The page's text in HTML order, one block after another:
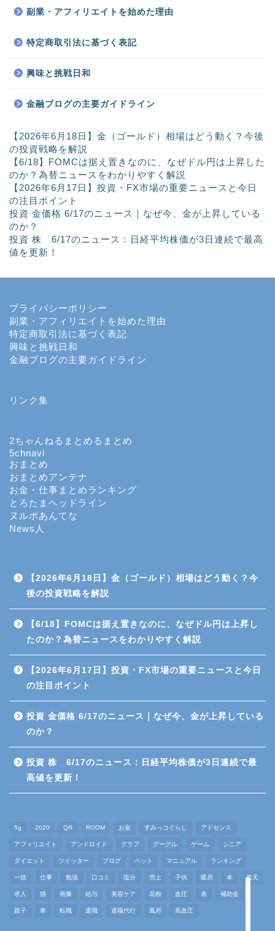
副業・アフィリエイトを始めた理由
特定商取引法に基づく表記
興味と挑戦日和
金融ブログの主要ガイドライン
【2026年6月18日】金（ゴールド）相場はどう動く？今後
の投資戦略を解説
【6/18】FOMCは据え置きなのに、なぜドル円は上昇した
のか？為替ニュースをわかりやすく解説
【2026年6月17日】投資・FX市場の重要ニュースと今日
の注目ポイント
投資 金価格 6/17のニュース｜なぜ今、金が上昇している
のか？
投資 株 6/17のニュース：日経平均株価が3日連続で最高
値を更新！
プライバシーポリシー
副業・アフィリエイトを始めた理由
特定商取引法に基づく表記
興味と挑戦日和
金融ブログの主要ガイドライン
リンク集
2ちゃんねるまとめるまとめ
5chnavi
おまとめ
おまとめアンテナ
お金・仕事まとめランキング
とろたまヘッドライン
ヌルポあんてな
News人
【2026年6月18日】金（ゴールド）相場はどう動く？今
後の投資戦略を解説
【6/18】FOMCは据え置きなのに、なぜドル円は上昇し
たのか？為替ニュースをわかりやすく解説
【2026年6月17日】投資・FX市場の重要ニュースと今日
の注目ポイント
投資 金価格 6/17のニュース｜なぜ今、金が上昇している
のか？
投資 株 6/17のニュース：日経平均株価が3日連続で最
高値を更新！
5g 2020 QR ROOM お金 すみっコぐらし アドセンス
アフィリエイト アンドロイド グラフ グーグル ゲーム シニア
ダイエット ツイッター ブログ ペット マニュアル ランキング
一括 仕事 勉強 口コミ 塩分 売上 子供 暖房 本 楽天
求人 猫 画像 給与 美容ケア 花粉 血圧 表 補助金
親子 車 転職 退職 退職代行 風邪 高血圧
商品先物取引
投資信託
日経平均先物・オプション
取引
金（ゴールド）
高配当株投資
雑談
仕事
マインド
退職代行